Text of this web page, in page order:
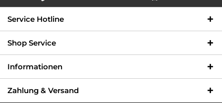
000
Service Hotline
Shop Service
Informationen
Zahlung & Versand